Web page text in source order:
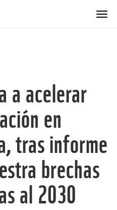
a acelerar
en
tras informe
brechas
al 2030